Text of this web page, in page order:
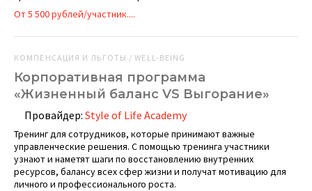
От 5 500 рублей/участник....
КОМПЕНСАЦИЯ И ЛЬГОТЫ / WELL-BEING
Корпоративная программа
«Жизненный баланс VS Выгорание»
Провайдер: Style of Life Academy
Тренинг для сотрудников, которые принимают важные
управленческие решения. С помощью тренинга участники
узнают и наметят шаги по восстановлению внутренних
ресурсов, балансу всех сфер жизни и получат мотивацию для
личного и профессионального роста.